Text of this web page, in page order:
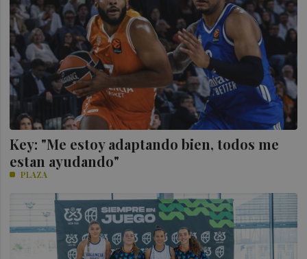
Key: "Me estoy adaptando bien, todos me
estan ayudando"
PLAZA